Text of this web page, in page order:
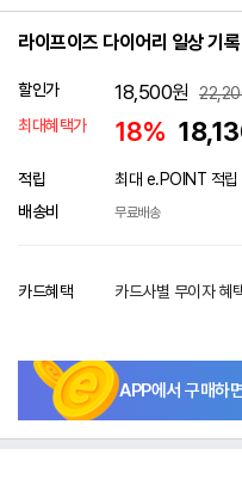
라이프이즈 다이어리 일상 기
할인가 18,500원
최대혜택가
18%
적립 최대 e.POINT 적립
배송비
무료배송
카드혜택 카드사별 무이자 혜
APP에서 구매하